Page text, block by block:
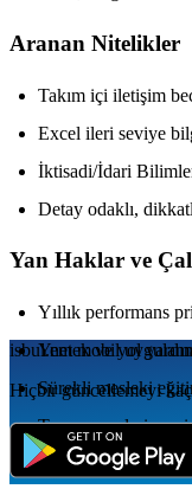
Aranan Nitelikler
Takım içi iletişim
Excel ileri seviye
İktisadi/İdari
Detay odaklı,
Yan Haklar ve
Yıllık performans
Yemek ve yol
Sürekli mesleki
Tam zamanlı, iş
isbul.netmobil
Hiçbir güncellemeyi